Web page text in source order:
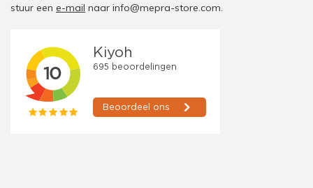
stuur een e-mail naar info@mepra-store.com.